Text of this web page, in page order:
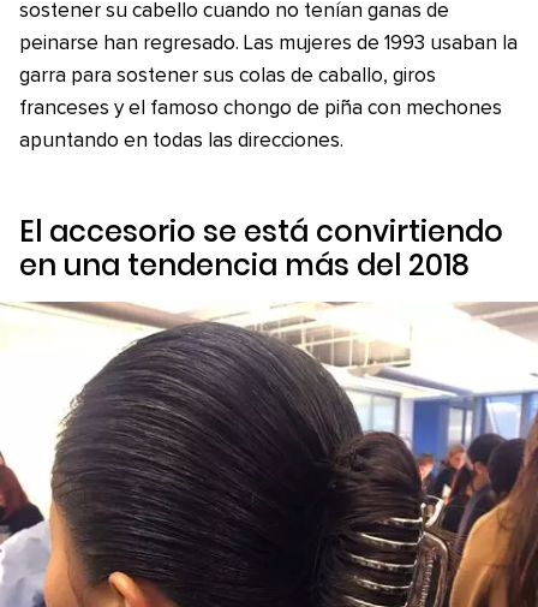
sostener su cabello cuando no tenían ganas de
peinarse han regresado. Las mujeres de 1993 usaban la
garra para sostener sus colas de caballo, giros
franceses y el famoso chongo de piña con mechones
apuntando en todas las direcciones.
El accesorio se está convirtiendo
en una tendencia más del 2018